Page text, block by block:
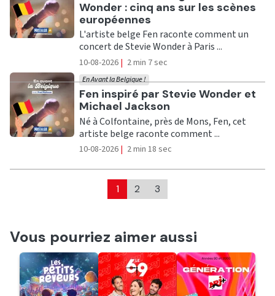
Wonder : cinq ans sur les scènes
européennes
L'artiste belge Fen raconte comment un
concert de Stevie Wonder à Paris ...
10-08-2026 | 2 min 7 sec
Ecouter
Fen inspiré par Stevie Wonder et
Michael Jackson
En Avant la Belgique !
Né à Colfontaine, près de Mons, Fen, cet
artiste belge raconte comment ...
10-08-2026 | 2 min 18 sec
1 2 3
Vous pourriez aimer aussi